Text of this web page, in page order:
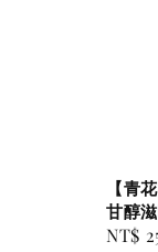
【青
甘醇
NT$